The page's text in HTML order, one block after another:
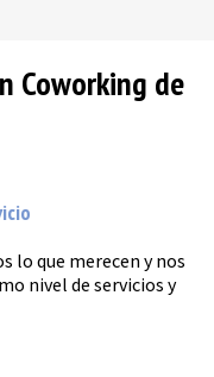
Coworking de
lo que merecen y nos
nivel de servicios y